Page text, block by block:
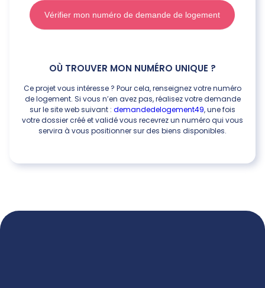
Vérifier mon numéro de demande de logement
OÙ TROUVER MON NUMÉRO UNIQUE ?
Ce projet vous intéresse ? Pour cela, renseignez votre numéro
de logement. Si vous n’en avez pas, réalisez votre demande
sur le site web suivant : demandedelogement49, une fois
votre dossier créé et validé vous recevrez un numéro qui vous
servira à vous positionner sur des biens disponibles.